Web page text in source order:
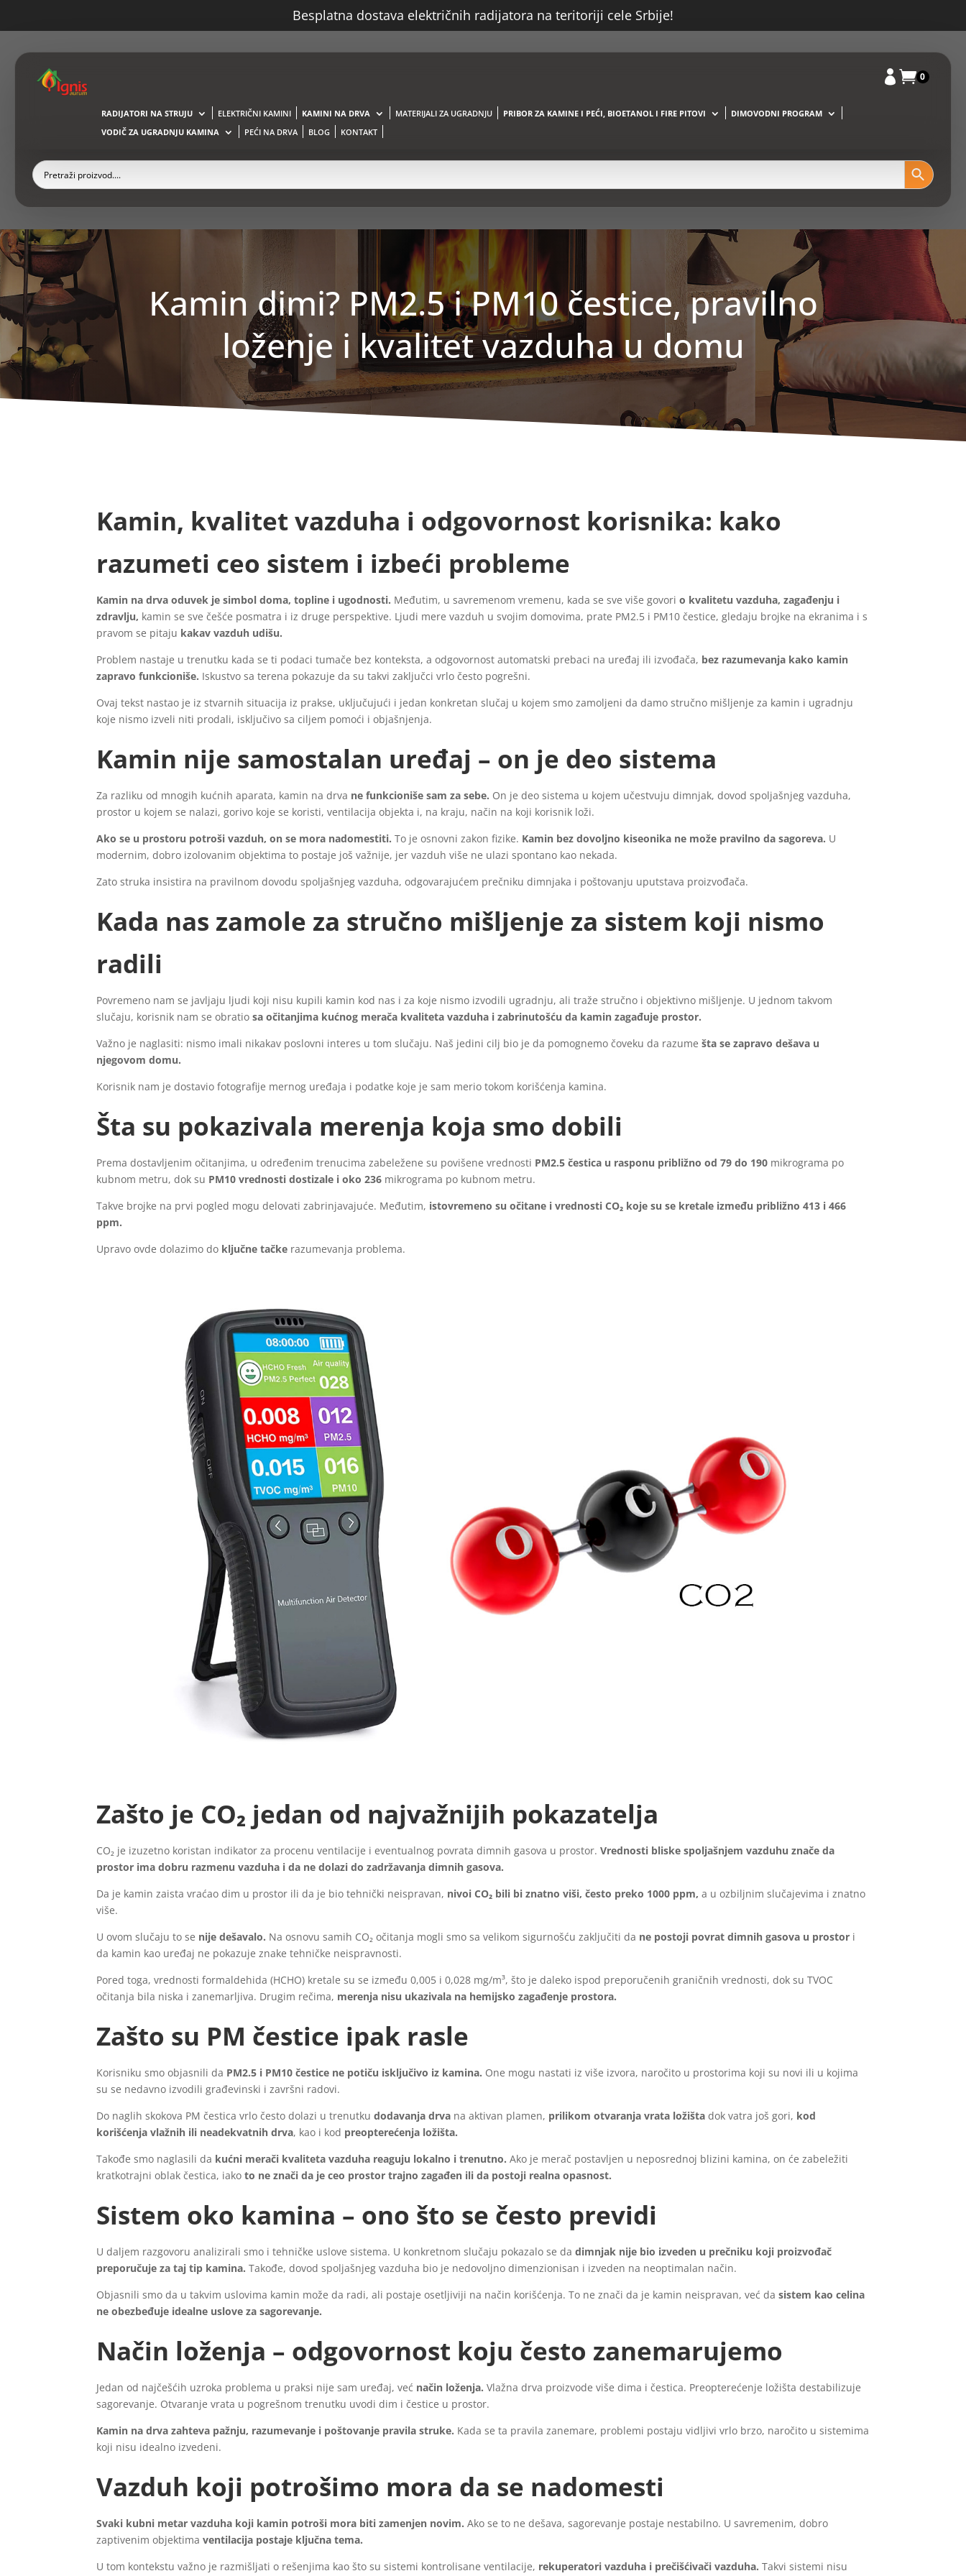
Besplatna dostava električnih radijatora na teritoriji cele Srbije!
  0
RADIJATORI NA STRUJU ELEKTRIČNI KAMINI KAMINI NA DRVA MATERIJALI ZA UGRADNJU PRIBOR ZA KAMINE I PEĆI, BIOETANOL I FIRE PITOVI
DIMOVODNI PROGRAM
VODIČ ZA UGRADNJU KAMINA
PEĆI NA DRVA BLOG KONTAKT
Kamin dimi? PM2.5 i PM10 čestice, pravilno
loženje i kvalitet vazduha u domu
Kamin, kvalitet vazduha i odgovornost korisnika: kako
razumeti ceo sistem i izbeći probleme
Kamin na drva oduvek je simbol doma, topline i ugodnosti. Međutim, u savremenom vremenu, kada se sve više govorio kvalitetu vazduha, zagađenju i
zdravlju, kamin se sve češće posmatra i iz druge perspektive. Ljudi mere vazduh u svojim domovima, prate PM2.5 i PM10 čestice, gledaju brojke na ekranima i s
pravom se pitaju kakav vazduh udišu.
Problem nastaje u trenutku kada se ti podaci tumače bez konteksta, a odgovornost automatski prebaci na uređaj ili izvođača, bez razumevanja kako kamin
zapravo funkcioniše. Iskustvo sa terena pokazuje da su takvi zaključci vrlo često pogrešni.
Ovaj tekst nastao je iz stvarnih situacija iz prakse, uključujući i jedan konkretan slučaj u kojem smo zamoljeni da damo stručno mišljenje za kamin i ugradnju
koje nismo izveli niti prodali, isključivo sa ciljem pomoći i objašnjenja.
Kamin nije samostalan uređaj – on je deo sistema
Za razliku od mnogih kućnih aparata, kamin na drva ne funkcioniše sam za sebe. On je deo sistema u kojem učestvuju dimnjak, dovod spoljašnjeg vazduha,
prostor u kojem se nalazi, gorivo koje se koristi, ventilacija objekta i, na kraju, način na koji korisnik loži.
Ako se u prostoru potroši vazduh, on se mora nadomestiti. To je osnovni zakon fizike. Kamin bez dovoljno kiseonika ne može pravilno da sagoreva. U
modernim, dobro izolovanim objektima to postaje još važnije, jer vazduh više ne ulazi spontano kao nekada.
Zato struka insistira na pravilnom dovodu spoljašnjeg vazduha, odgovarajućem prečniku dimnjaka i poštovanju uputstava proizvođača.
Kada nas zamole za stručno mišljenje za sistem koji nismo
radili
Povremeno nam se javljaju ljudi koji nisu kupili kamin kod nas i za koje nismo izvodili ugradnju, ali traže stručno i objektivno mišljenje. U jednom takvom
slučaju, korisnik nam se obratiosa očitanjima kućnog merača kvaliteta vazduha i zabrinutošću da kamin zagađuje prostor.
Važno je naglasiti: nismo imali nikakav poslovni interes u tom slučaju. Naš jedini cilj bio je da pomognemo čoveku da razumešta se zapravo dešava u
njegovom domu.
Korisnik nam je dostavio fotografije mernog uređaja i podatke koje je sam merio tokom korišćenja kamina.
Šta su pokazivala merenja koja smo dobili
Prema dostavljenim očitanjima, u određenim trenucima zabeležene su povišene vrednosti PM2.5 čestica u rasponu približno od 79 do 190 mikrograma po
kubnom metru, dok su PM10 vrednosti dostizale i oko 236 mikrograma po kubnom metru.
Takve brojke na prvi pogled mogu delovati zabrinjavajuće. Međutim, istovremeno su očitane i vrednosti CO₂ koje su se kretale između približno 413 i 466
ppm.
Upravo ovde dolazimo do ključne tačke razumevanja problema.
Zašto je CO₂ jedan od najvažnijih pokazatelja
CO₂ je izuzetno koristan indikator za procenu ventilacije i eventualnog povrata dimnih gasova u prostor.Vrednosti bliske spoljašnjem vazduhu znače da
prostor ima dobru razmenu vazduha i da ne dolazi do zadržavanja dimnih gasova.
Da je kamin zaista vraćao dim u prostor ili da je bio tehnički neispravan, nivoi CO₂ bili bi znatno viši, često preko 1000 ppm, a u ozbiljnim slučajevima i znatno
više.
U ovom slučaju to se nije dešavalo. Na osnovu samih CO₂ očitanja mogli smo sa velikom sigurnošću zaključiti da ne postoji povrat dimnih gasova u prostor i
da kamin kao uređaj ne pokazuje znake tehničke neispravnosti.
Pored toga, vrednosti formaldehida (HCHO) kretale su se između 0,005 i 0,028 mg/m³, što je daleko ispod preporučenih graničnih vrednosti, dok su TVOC
očitanja bila niska i zanemarljiva. Drugim rečima, merenja nisu ukazivala na hemijsko zagađenje prostora.
Zašto su PM čestice ipak rasle
Korisniku smo objasnili da PM2.5 i PM10 čestice ne potiču isključivo iz kamina. One mogu nastati iz više izvora, naročito u prostorima koji su novi ili u kojima
su se nedavno izvodili građevinski i završni radovi.
Do naglih skokova PM čestica vrlo često dolazi u trenutkudodavanja drva na aktivan plamen, prilikom otvaranja vrata ložišta dok vatra još gori, kod
korišćenja vlažnih ili neadekvatnih drva, kao i kod preopterećenja ložišta.
Takođe smo naglasili da kućni merači kvaliteta vazduha reaguju lokalno i trenutno. Ako je merač postavljen u neposrednoj blizini kamina, on će zabeležiti
kratkotrajni oblak čestica, iakoto ne znači da je ceo prostor trajno zagađen ili da postoji realna opasnost.
Sistem oko kamina – ono što se često previdi
U daljem razgovoru analizirali smo i tehničke uslove sistema. U konkretnom slučaju pokazalo se dadimnjak nije bio izveden u prečniku koji proizvođač
preporučuje za taj tip kamina. Takođe, dovod spoljašnjeg vazduha bio je nedovoljno dimenzionisan i izveden na neoptimalan način.
Objasnili smo da u takvim uslovima kamin može da radi, ali postaje osetljiviji na način korišćenja. To ne znači da je kamin neispravan, već dasistem kao celina
ne obezbeđuje idealne uslove za sagorevanje.
Način loženja – odgovornost koju često zanemarujemo
Jedan od najčešćih uzroka problema u praksi nije sam uređaj, već način loženja. Vlažna drva proizvode više dima i čestica. Preopterećenje ložišta destabilizuje
sagorevanje. Otvaranje vrata u pogrešnom trenutku uvodi dim i čestice u prostor.
Kamin na drva zahteva pažnju, razumevanje i poštovanje pravila struke. Kada se ta pravila zanemare, problemi postaju vidljivi vrlo brzo, naročito u sistemima
koji nisu idealno izvedeni.
Vazduh koji potrošimo mora da se nadomesti
Svaki kubni metar vazduha koji kamin potroši mora biti zamenjen novim. Ako se to ne dešava, sagorevanje postaje nestabilno. U savremenim, dobro
zaptivenim objektimaventilacija postaje ključna tema.
U tom kontekstu važno je razmišljati o rešenjima kao što su sistemi kontrolisane ventilacije, rekuperatori vazduha i prečišćivači vazduha. Takvi sistemi nisu